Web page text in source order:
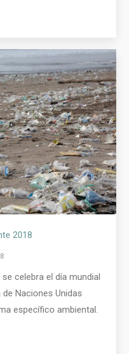
2018
celebra el día mundial
Naciones Unidas
específico ambiental.